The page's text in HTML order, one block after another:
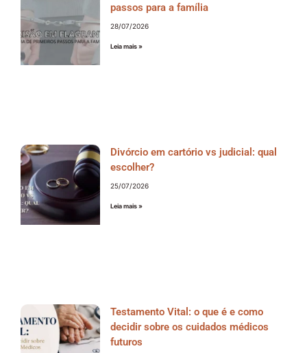
passos para a família
28/07/2026
Leia mais »
Divórcio em cartório vs judicial: qual
escolher?
25/07/2026
Leia mais »
Testamento Vital: o que é e como
decidir sobre os cuidados médicos
futuros